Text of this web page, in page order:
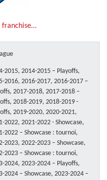
franchise…
2015, 2014-2015 – Playoffs,
2016, 2016-2017, 2016-2017 –
2017-2018, 2017-2018 –
2018-2019, 2018-2019 -
2019-2020, 2020-2021,
2022, 2021-2022 - Showcase,
2022 – Showcase : tournoi,
2023, 2022-2023 – Showcase,
2023 – Showcase : tournoi,
2024, 2023-2024 – Playoffs,
2024 – Showcase, 2023-2024 –